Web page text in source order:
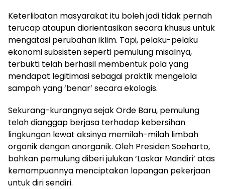
Keterlibatan masyarakat itu boleh jadi tidak pernah
terucap ataupun diorientasikan secara khusus untuk
mengatasi perubahan iklim. Tapi, pelaku-pelaku
ekonomi subsisten seperti pemulung misalnya,
terbukti telah berhasil membentuk pola yang
mendapat legitimasi sebagai praktik mengelola
sampah yang ‘benar’ secara ekologis.
Sekurang-kurangnya sejak Orde Baru, pemulung
telah dianggap berjasa terhadap kebersihan
lingkungan lewat aksinya memilah-milah limbah
organik dengan anorganik. Oleh Presiden Soeharto,
bahkan pemulung diberi julukan ‘Laskar Mandiri’ atas
kemampuannya menciptakan lapangan pekerjaan
untuk diri sendiri.